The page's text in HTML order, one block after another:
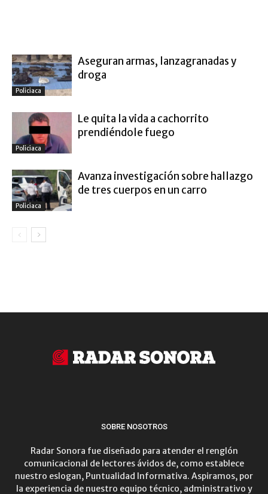
Policiaca
Aseguran armas, lanzagranadas y
droga
Policiaca
Le quita la vida a cachorrito
prendiéndole fuego
Policiaca
Avanza investigación sobre hallazgo
de tres cuerpos en un carro
SOBRE NOSOTROS
Radar Sonora fue diseñado para atender el renglón
comunicacional de lectores ávidos de, como establece
nuestro eslogan, Puntualidad Informativa. Aspiramos, por
la experiencia de nuestro equipo técnico, administrativo y